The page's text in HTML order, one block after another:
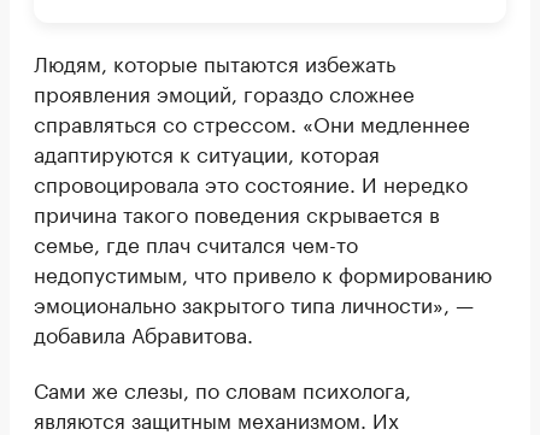
Людям, которые пытаются избежать
проявления эмоций, гораздо сложнее
справляться со стрессом. «Они медленнее
адаптируются к ситуации, которая
спровоцировала это состояние. И нередко
причина такого поведения скрывается в
семье, где плач считался чем-то
недопустимым, что привело к формированию
эмоционально закрытого типа личности», —
добавила Абравитова.
Сами же слезы, по словам психолога,
являются защитным механизмом. Их